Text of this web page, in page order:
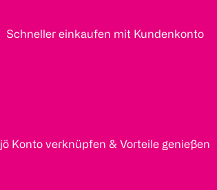
Schneller einkaufen mit Kundenkonto
jö Konto verknüpfen & Vorteile genießen